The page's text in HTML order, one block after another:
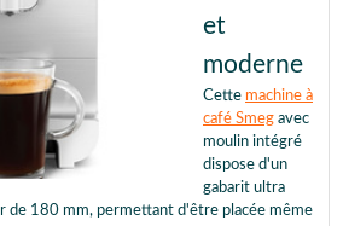
et
moderne
Cette machine à
café Smeg avec
moulin intégré
dispose d'un
gabarit ultra
de 180 mm, permettant d'être placée même